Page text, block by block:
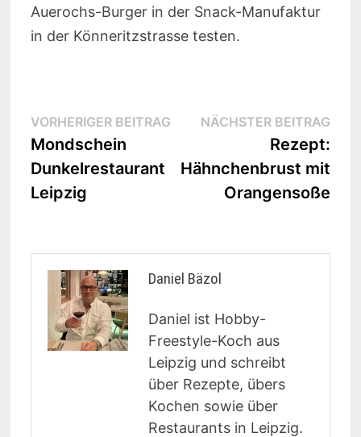
Auerochs-Burger in der Snack-Manufaktur
in der Könneritzstrasse testen.
Beitragsnavigation
VORHERIGER BEITRAGVorheriger
Mondschein
Dunkelrestaurant
Leipzig
NÄCHSTER BEITRAG
Rezept:
Hähnchenbrust mit
Orangensoße
Daniel Bäzol
Daniel ist Hobby-
Freestyle-Koch aus
Leipzig und schreibt
über Rezepte, übers
Kochen sowie über
Restaurants in Leipzig.